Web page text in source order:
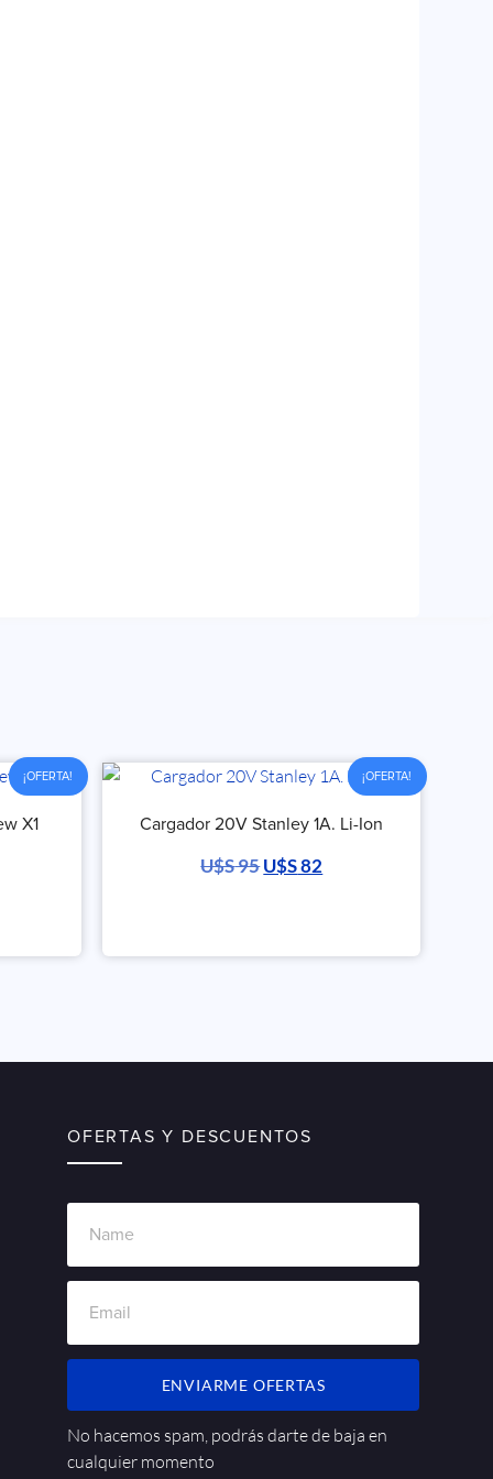
¡OFERTA!
X1
¡OFERTA!
Cargador 20V Stanley 1A. Li-Ion
U$S95U$S82
OFERTAS Y DESCUENTOS
ENVIARME OFERTAS
No hacemos spam, podrás darte de baja en
cualquier momento